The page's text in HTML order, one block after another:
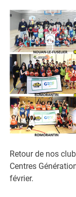
Retour de nos
Centres
février.